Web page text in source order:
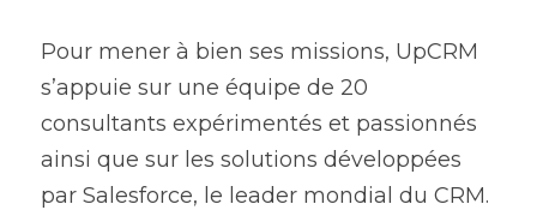
Pour mener à bien ses missions, UpCRM
s’appuie sur une équipe de 20
consultants expérimentés et passionnés
ainsi que sur les solutions développées
par Salesforce, le leader mondial du CRM.